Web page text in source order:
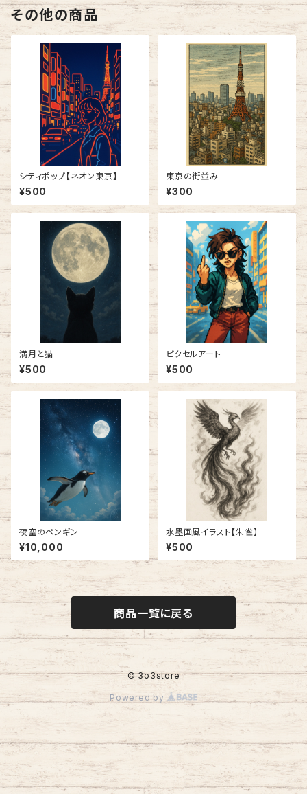
その他の商品
シティポップ【ネオン東京】
¥500
東京の街並み
¥300
満月と猫
¥500
ピクセルアート
¥500
夜空のペンギン
¥10,000
水墨画風イラスト【朱雀】
¥500
商品一覧に戻る
© 3o3store
Powered by